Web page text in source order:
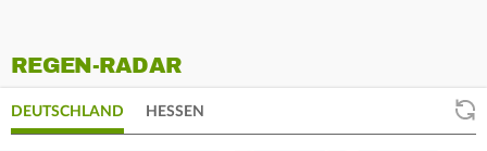
REGEN-RADAR
DEUTSCHLAND HESSEN